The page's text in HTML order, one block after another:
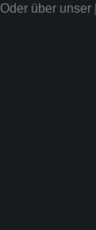
Oder über unser